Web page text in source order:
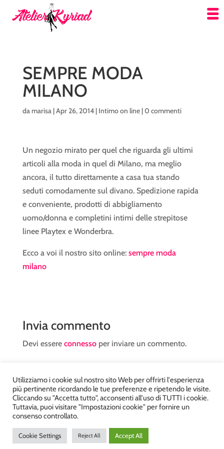
SEMPRE MODA
MILANO
damarisa|Apr 26, 2014| Intimo on line|0 commenti
Un negozio mirato per quel che riguarda gli ultimi
articoli alla moda in quel di Milano, ma meglio
ancora, il tutto direttamente a casa tua stando
seduti comodamente sul divano. Spedizione rapida
e conveniente, prodotti di abbigliamento
uomo/donna e completini intimi delle strepitose
linee Playtex e Wonderbra.
Ecco a voi il nostro sito online: sempre moda
milano
Invia commento
Devi essere connessoper inviare un commento.
Atelier Kyriad da Mary – via Carducci, 12 – Chiavenna –
Sondrio P.Iva 00812910149 – Tel. 0343 36560 – Sito
realizzato daDiegoGiuriani.com
Utilizziamo i cookie sul nostro sito Web per offrirti l'esperienza
più pertinente ricordando le tue preferenze e ripetendo le visite.
Cliccando su "Accetta tutto", acconsenti all'uso di TUTTI i cookie.
Tuttavia, puoi visitare "Impostazioni cookie" per fornire un
consenso controllato.
Cookie Settings Reject All Accept All